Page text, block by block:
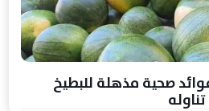
صحية مذهلة للبطيخ